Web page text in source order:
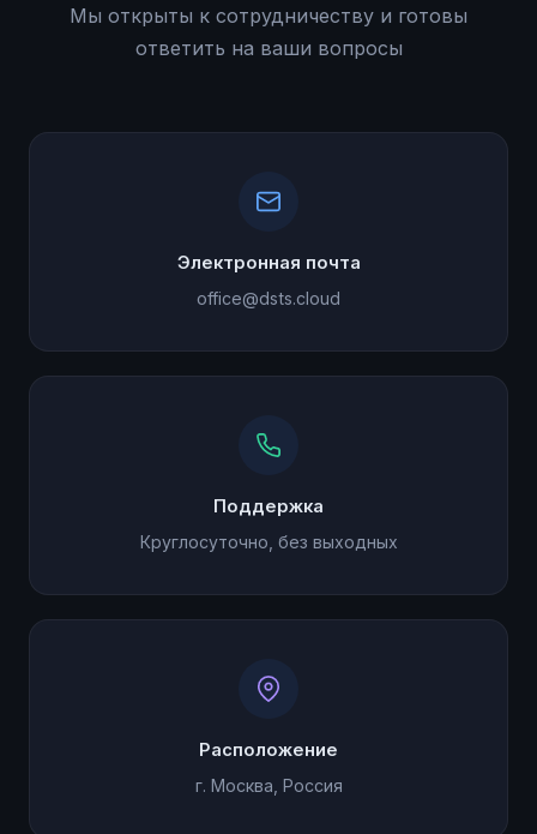
Мы открыты к сотрудничеству и готовы
ответить на ваши вопросы
Электронная почта
office@dsts.cloud
Поддержка
Круглосуточно, без выходных
Расположение
г. Москва, Россия